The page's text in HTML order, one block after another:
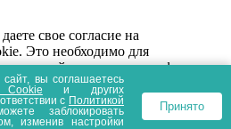
свое согласие на
Это необходимо для
сайта и анализа трафика.
на сайте носит
не является публичной офертой.
Пользовательское соглашение
вы соглашаетесь
и других
с Политикой
заблокировать
изменив настройки
Принято